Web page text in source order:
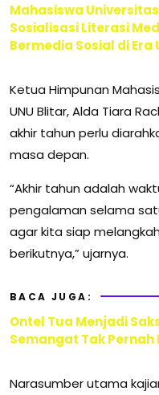
Mahasiswa
Sosialisasi Literasi
Bermedia Sosial di Era
Ketua Himpunan
UNU Blitar, Alda Tiara
akhir tahun perlu
masa depan.
“Akhir tahun adalah
pengalaman selama
agar kita siap
berikutnya,” ujarnya.
BACA JUGA:
Ontel Tua Menjadi
Semangat Tak Pernah
Narasumber utama